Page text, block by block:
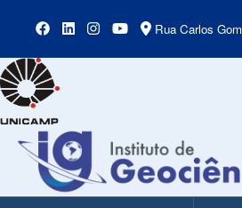
Rua Carlos